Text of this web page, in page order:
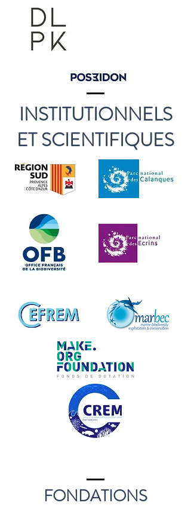
INSTITUTIONNELS
ET SCIENTIFIQUES
FONDATIONS